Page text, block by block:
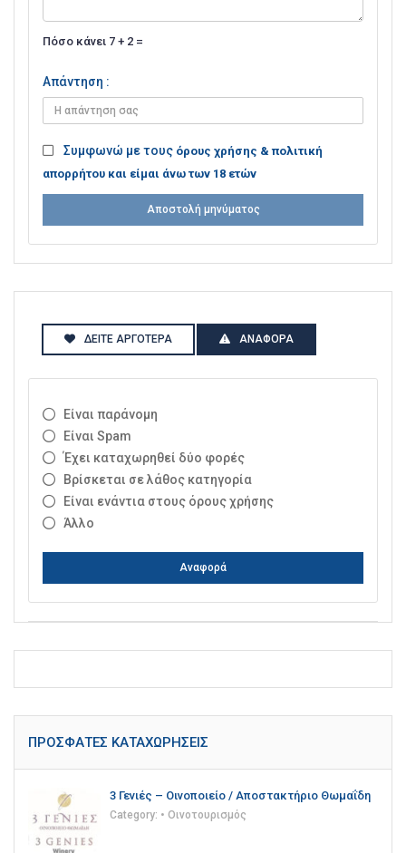
Πόσο κάνει 7 + 2 =
Απάντηση :
Συμφωνώ με τους όρους χρήσης & πολιτική
απορρήτου και είμαι άνω των 18 ετών
Αποστολή μηνύματος
ΔΕΊΤΕ ΑΡΓΌΤΕΡΑ ΑΝΑΦΟΡΆ
Είναι παράνομη
Είναι Spam
Έχει καταχωρηθεί δύο φορές
Βρίσκεται σε λάθος κατηγορία
Είναι ενάντια στους όρους χρήσης
Άλλο
Αναφορά
ΠΡΌΣΦΑΤΕΣ ΚΑΤΑΧΩΡΉΣΕΙΣ
3 Γενιές – Οινοποιείο / Αποστακτήριο Θωμαΐδη
Category: • Οινοτουρισμός